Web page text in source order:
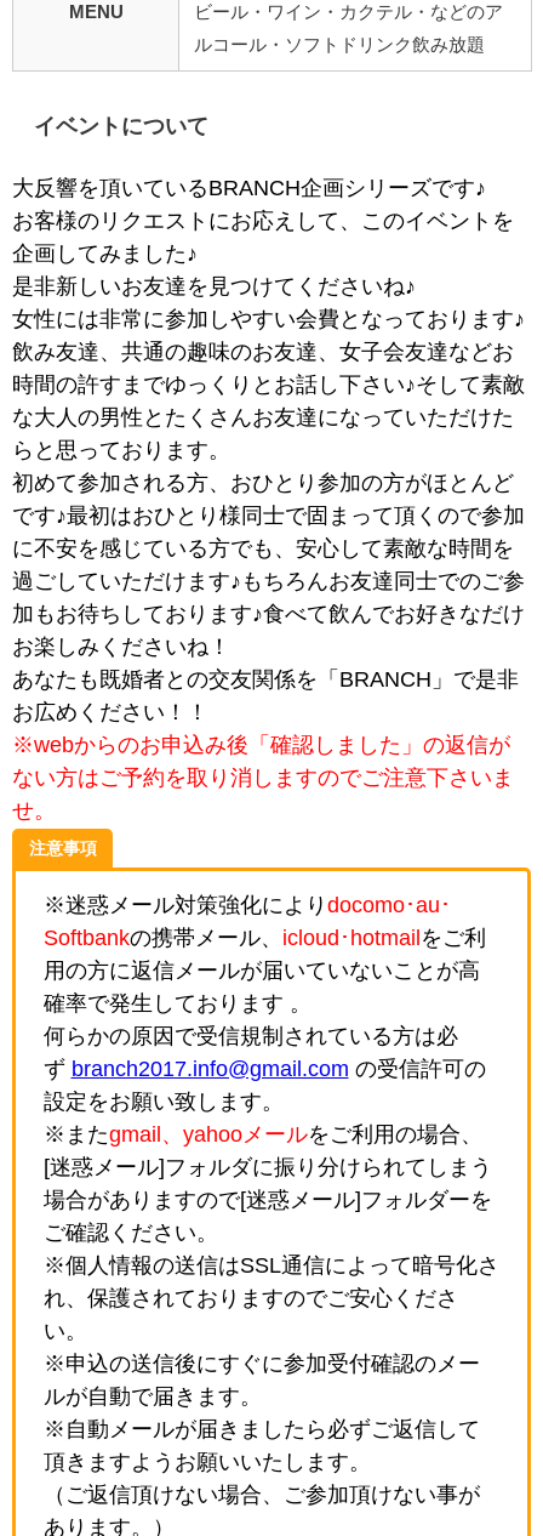
MENU
ビール・ワイン・カクテル・などのア
ルコール・ソフトドリンク飲み放題
イベントについて
大反響を頂いているBRANCH企画シリーズです♪
お客様のリクエストにお応えして、このイベントを
企画してみました♪
是非新しいお友達を見つけてくださいね♪
女性には非常に参加しやすい会費となっております♪
飲み友達、共通の趣味のお友達、女子会友達などお
時間の許すまでゆっくりとお話し下さい♪そして素敵
な大人の男性とたくさんお友達になっていただけた
らと思っております。
初めて参加される方、おひとり参加の方がほとんど
です♪最初はおひとり様同士で固まって頂くので参加
に不安を感じている方でも、安心して素敵な時間を
過ごしていただけます♪もちろんお友達同士でのご参
加もお待ちしております♪食べて飲んでお好きなだけ
お楽しみくださいね！
あなたも既婚者との交友関係を「BRANCH」で是非
お広めください！！
※webからのお申込み後「確認しました」の返信が
ない方はご予約を取り消しますのでご注意下さいま
せ。
注意事項
※迷惑メール対策強化により docomo･au･
Softbankの携帯メール、 icloud･hotmail をご利
用の方に返信メールが届いていないことが高
確率で発生しております 。
何らかの原因で受信規制されている方は必
ず branch2017.info@gmail.com の受信許可の
設定をお願い致します。
※またgmail、yahooメールをご利用の場合、
[迷惑メール]フォルダに振り分けられてしまう
場合がありますので[迷惑メール]フォルダーを
ご確認ください。
※個人情報の送信はSSL通信によって暗号化さ
れ、保護されておりますのでご安心くださ
い。
※申込の送信後にすぐに参加受付確認のメー
ルが自動で届きます。
※自動メールが届きましたら必ずご返信して
頂きますようお願いいたします。
（ご返信頂けない場合、ご参加頂けない事が
あります。）